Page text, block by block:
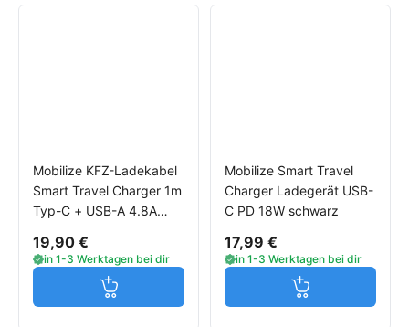
Mobilize KFZ-Ladekabel
Smart Travel Charger 1m
Typ-C + USB-A 4.8A
19,90 €
in 1-3 Werktagen bei dir
Jetzt in den Warenkorb
Mobilize Smart Travel
Charger Ladegerät USB-
C PD 18W schwarz
17,99 €
in 1-3 Werktagen bei dir
Jetzt in den